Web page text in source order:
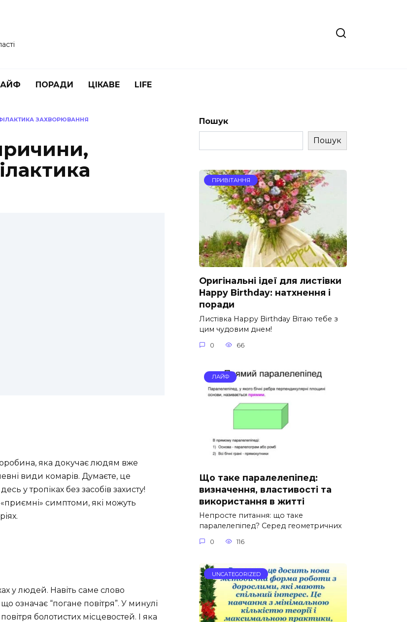
ПОРАДИ ЦІКАВЕ LIFE
ЗАХВОРЮВАННЯ
яка докучає людям вже
види комарів. Думаєте, це
у тропіках без засобів захисту!
симптоми, які можуть
у людей. Навіть саме слово
означає “погане повітря”. У минулі
болотистих місцевостей. І яка
Пошук
Пошук
ПРИВІТАННЯ
Оригінальні ідеї для листівки
Happy Birthday: натхнення і
поради
Листівка Happy Birthday Вітаю тебе з
цим чудовим днем!
0 66
ЛАЙФ
Що таке паралелепіпед:
визначення, властивості та
використання в житті
Непросте питання: що таке
паралелепіпед? Серед геометричних
0 116
UNCATEGORIZED